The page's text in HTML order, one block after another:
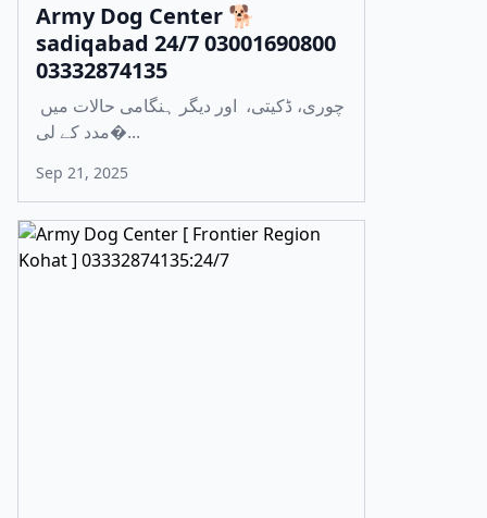
Army Dog Center 🐕
sadiqabad 24/7 03001690800
03332874135
مدد کے لی�...
Sep 21, 2025